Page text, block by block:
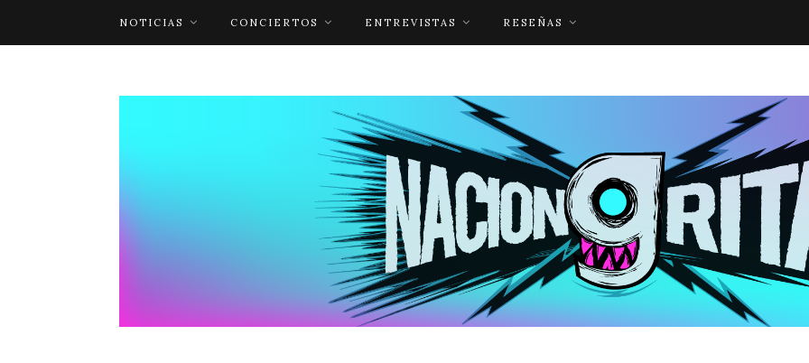
NOTICIAS CONCIERTOS ENTREVISTAS RESEÑAS